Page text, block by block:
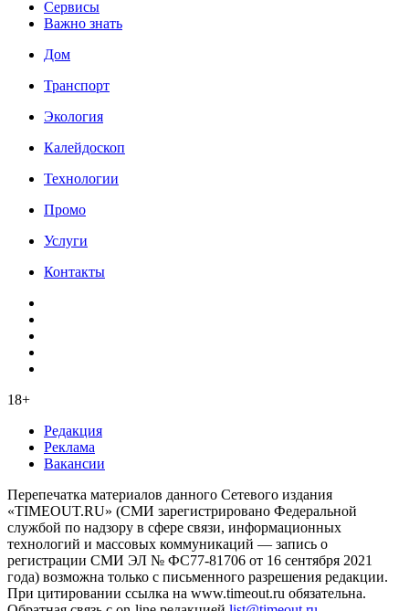
Сервисы
Важно знать
Дом
Транспорт
Экология
Калейдоскоп
Технологии
Промо
Услуги
Контакты
18+
Редакция
Реклама
Вакансии
Перепечатка материалов данного Сетевого издания
«TIMEOUT.RU» (СМИ зарегистрировано Федеральной
службой по надзору в сфере связи, информационных
технологий и массовых коммуникаций — запись о
регистрации СМИ ЭЛ № ФС77-81706 от 16 сентября 2021
года) возможна только с письменного разрешения редакции.
При цитировании ссылка на www.timeout.ru обязательна.